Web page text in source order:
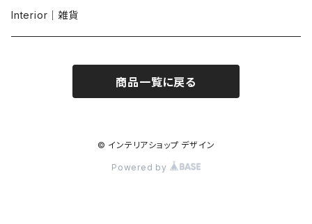
Interior｜雑貨
商品一覧に戻る
© インテリアショップ デザイン
Powered by